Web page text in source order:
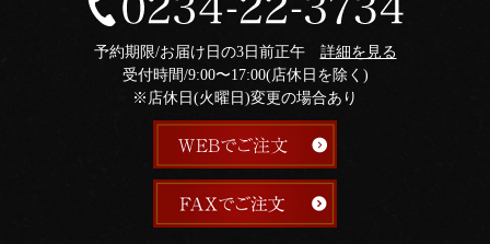
予約期限/お届け日の3日前正午 詳細を見る
受付時間/9:00〜17:00(店休日を除く)
※店休日(火曜日)変更の場合あり